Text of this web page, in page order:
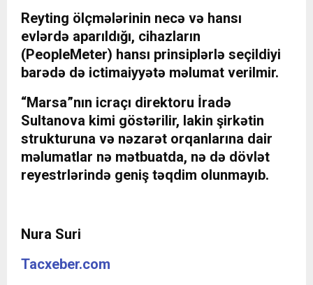
Reyting ölçmələrinin necə və hansı
evlərdə aparıldığı, cihazların
(PeopleMeter) hansı prinsiplərlə seçildiyi
barədə də ictimaiyyətə məlumat verilmir.
“Marsa”nın icraçı direktoru İradə
Sultanova kimi göstərilir, lakin şirkətin
strukturuna və nəzarət orqanlarına dair
məlumatlar nə mətbuatda, nə də dövlət
reyestrlərində geniş təqdim olunmayıb.
Nura Suri
Tacxeber.com